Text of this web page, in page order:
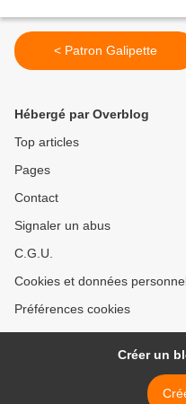
< Patron Galipette
Hébergé par Overblog
Top articles
Pages
Contact
Signaler un abus
C.G.U.
Cookies et données
Préférences cookies
Créer un